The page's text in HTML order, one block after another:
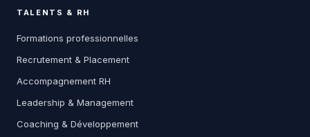
TALENTS & RH
Formations professionnelles
Recrutement & Placement
Accompagnement RH
Leadership & Management
Coaching & Développement